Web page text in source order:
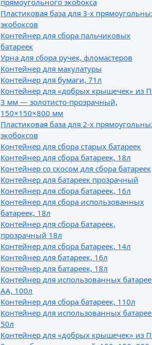
Пластиковая база для 3-х
экобоксов
Контейнер для сбора пальчиковых
батареек
Урна для сбора ручек, фломастеров
Контейнер для макулатуры
Контейнер для бумаги, 71л
Контейнер для «добрых крышечек» из
3 мм — золотисто-прозрачный,
150×150×800 мм
Пластиковая база для 2-х
экобоксов
Контейнер для сбора старых батареек
Контейнер для сбора батареек, 18л
Контейнер со скосом для сбора батареек
Контейнер для батареек прозрачный
Контейнер для сбора батареек, 16л
Контейнер для сбора использованных
батареек, 18л
Контейнер для сбора батареек,
прозрачный 18л
Контейнер для сбора батареек, 14л
Контейнер для батареек, 16л
Контейнер для батареек, 18л
Контейнер для использованных
АА, 100л
Контейнер для сбора батареек, 110л
Контейнер для использованных
50л
Контейнер для «добрых крышечек» из